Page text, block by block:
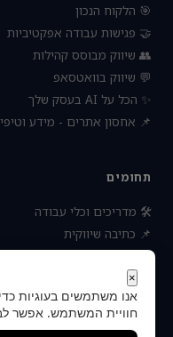
🎯 הלקוח הנכון
🤝 פגישות עבודה אפקטיביות
👥 שיווק מבוסס קהילות
💬 שיווק בוואטסאפ
✨ הכל על AI בעסק שלך
📌 אחסון אתרים - מידע
תחומים
🛠 מדריכים וכלי עבודה
📌 כתיבה שיווקית
📌 socialbee מפלצת המדיה
📌 נטוורקינג וקשרים עסקיים
📌 חדשות כלכלה ועסקים
×
אנו משתמשים בעוגיות
חוויית המשתמש. אפשר